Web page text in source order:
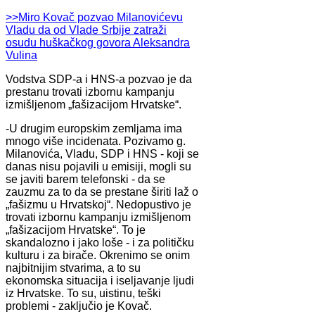
>>Miro Kovač pozvao Milanovićevu
Vladu da od Vlade Srbije zatraži
osudu huškačkog govora Aleksandra
Vulina
Vodstva SDP-a i HNS-a pozvao je da
prestanu trovati izbornu kampanju
izmišljenom „fašizacijom Hrvatske“.
-U drugim europskim zemljama ima
mnogo više incidenata. Pozivamo g.
Milanovića, Vladu, SDP i HNS - koji se
danas nisu pojavili u emisiji, mogli su
se javiti barem telefonski - da se
zauzmu za to da se prestane širiti laž o
„fašizmu u Hrvatskoj“. Nedopustivo je
trovati izbornu kampanju izmišljenom
„fašizacijom Hrvatske“. To je
skandalozno i jako loše - i za političku
kulturu i za birače. Okrenimo se onim
najbitnijim stvarima, a to su
ekonomska situacija i iseljavanje ljudi
iz Hrvatske. To su, uistinu, teški
problemi - zaključio je Kovač.